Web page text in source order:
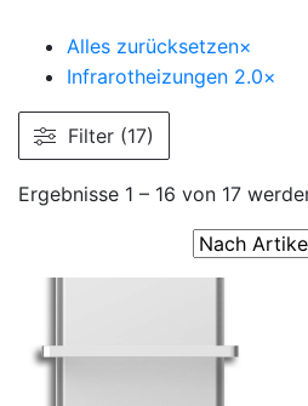
Alles zurücksetzen×
Infrarotheizungen 2.0×
Filter (17)
Ergebnisse 1 – 16 von 17